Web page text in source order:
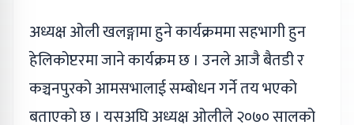
अध्यक्ष ओली खलङ्गामा हुने कार्यक्रममा सहभागी हुन
हेलिकोप्टरमा जाने कार्यक्रम छ । उनले आजै बैतडी र
कञ्चनपुरको आमसभालाई सम्बोधन गर्ने तय भएको
बताएको छ । यसअघि अध्यक्ष ओलीले २०७० सालको